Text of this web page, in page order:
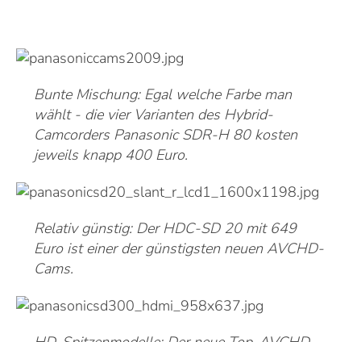
Bunte Mischung: Egal welche Farbe man
wählt - die vier Varianten des Hybrid-
Camcorders Panasonic SDR-H 80 kosten
jeweils knapp 400 Euro.
Relativ günstig: Der HDC-SD 20 mit 649
Euro ist einer der günstigsten neuen AVCHD-
Cams.